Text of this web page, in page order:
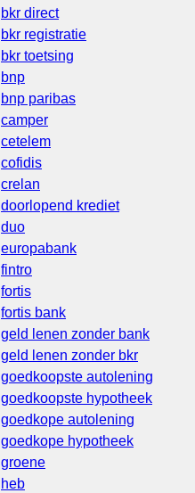
bkr direct
bkr registratie
bkr toetsing
bnp
bnp paribas
camper
cetelem
cofidis
crelan
doorlopend krediet
duo
europabank
fintro
fortis
fortis bank
geld lenen zonder bank
geld lenen zonder bkr
goedkoopste autolening
goedkoopste hypotheek
goedkope autolening
goedkope hypotheek
groene
heb